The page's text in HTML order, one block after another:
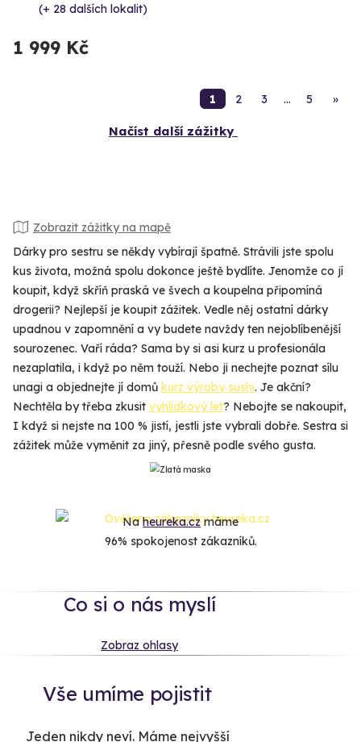
(+ 28 dalších lokalit)
1 999 Kč
1 2 3 … 5 »
Načíst další zážitky
Zobrazit zážitky na mapě
Dárky pro sestru se někdy vybírají špatně. Strávili jste spolu
kus života, možná spolu dokonce ještě bydlíte. Jenomže co jí
koupit, když skříň praská ve švech a koupelna připomíná
drogerii? Nejlepší je koupit zážitek. Vedle něj ostatní dárky
upadnou v zapomnění a vy budete navždy ten nejoblíbenější
sourozenec. Vaří ráda? Sama by si asi kurz u profesionála
nezaplatila, i když po něm touží. Nebo ji nechejte poznat sílu
unagi a objednejte jí domů kurz výroby sushi. Je akční?
Nechtěla by třeba zkusit vyhlídkový let? Nebojte se nakoupit,
I když si nejste na 100 % jistí, jestli jste vybrali dobře. Sestra si
zážitek může vyměnit za jiný, přesně podle svého gusta.
Naheureka.czmáme
96% spokojenost zákazníků.
Co si o nás myslí
Zobraz ohlasy
Vše umíme pojistit
Jeden nikdy neví. Máme nejvyšší